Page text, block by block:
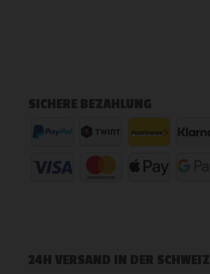
SICHERE BEZAHLUNG
24H VERSAND IN DER SCHWEIZ